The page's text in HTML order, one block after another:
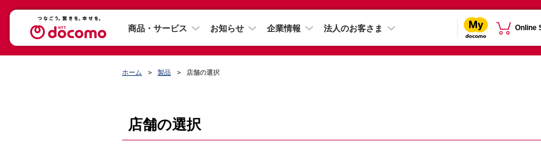
商品・サービス お知らせ 企業情報 法人のお客さま Online
ホーム 製品 店舗の選択
店舗の選択